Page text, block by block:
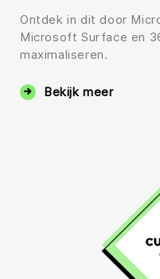
Ontdek in dit door
Microsoft Surface en
maximaliseren.
Bekijk meer